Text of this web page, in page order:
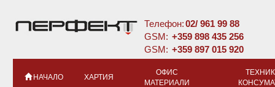
Телефон:02/ 961 99 88
GSM: +359 898 435 256
GSM: +359 897 015 920
НАЧАЛО ХАРТИЯ
ОФИС
МАТЕРИАЛИ